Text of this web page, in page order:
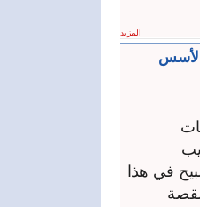
المزيد
الأسس
في هذا